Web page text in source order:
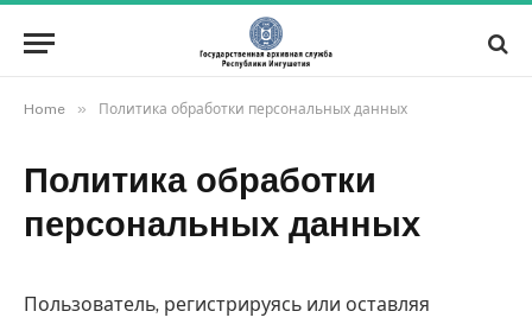
Home » Политика обработки персональных данных
Политика обработки
персональных данных
Пользователь, регистрируясь или оставляя